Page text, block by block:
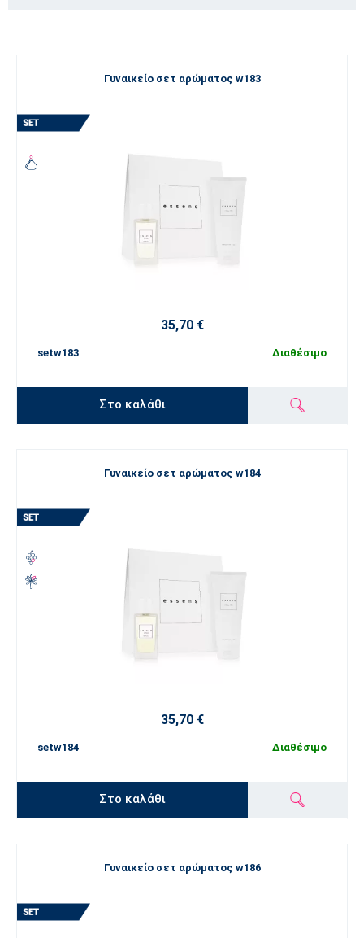
Γυναικείο σετ αρώματος w183
35,70 €
setw183 Διαθέσιμο
Στο καλάθι
Γυναικείο σετ αρώματος w184
35,70 €
setw184 Διαθέσιμο
Στο καλάθι
Γυναικείο σετ αρώματος w186